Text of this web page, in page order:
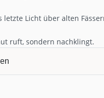
letzte Licht über alten
ruft, sondern nachklingt.